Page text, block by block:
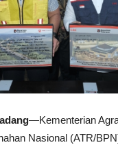
—Kementerian
Nasional (ATR/